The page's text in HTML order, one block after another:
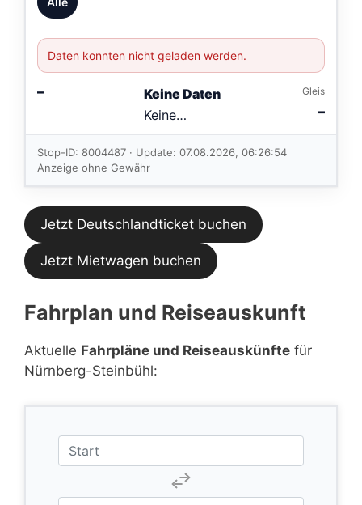
Daten konnten nicht geladen werden.
–
Keine Daten
Keine
Verbindungen
im aktuellen
Feed.
Gleis
–
Stop-ID: 8004487 · Update: 07.08.2026, 06:26:54
Anzeige ohne Gewähr
Jetzt Deutschlandticket buchen
Jetzt Mietwagen buchen
Fahrplan und Reiseauskunft
Aktuelle Fahrpläne und Reiseauskünfte für
Nürnberg-Steinbühl: